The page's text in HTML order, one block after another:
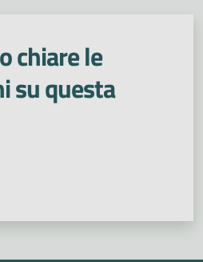
chiare le
su questa
da 1 a 5 stelle